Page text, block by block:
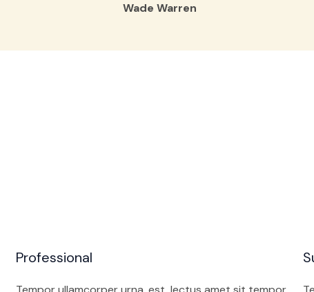
Wade Warren
Professional